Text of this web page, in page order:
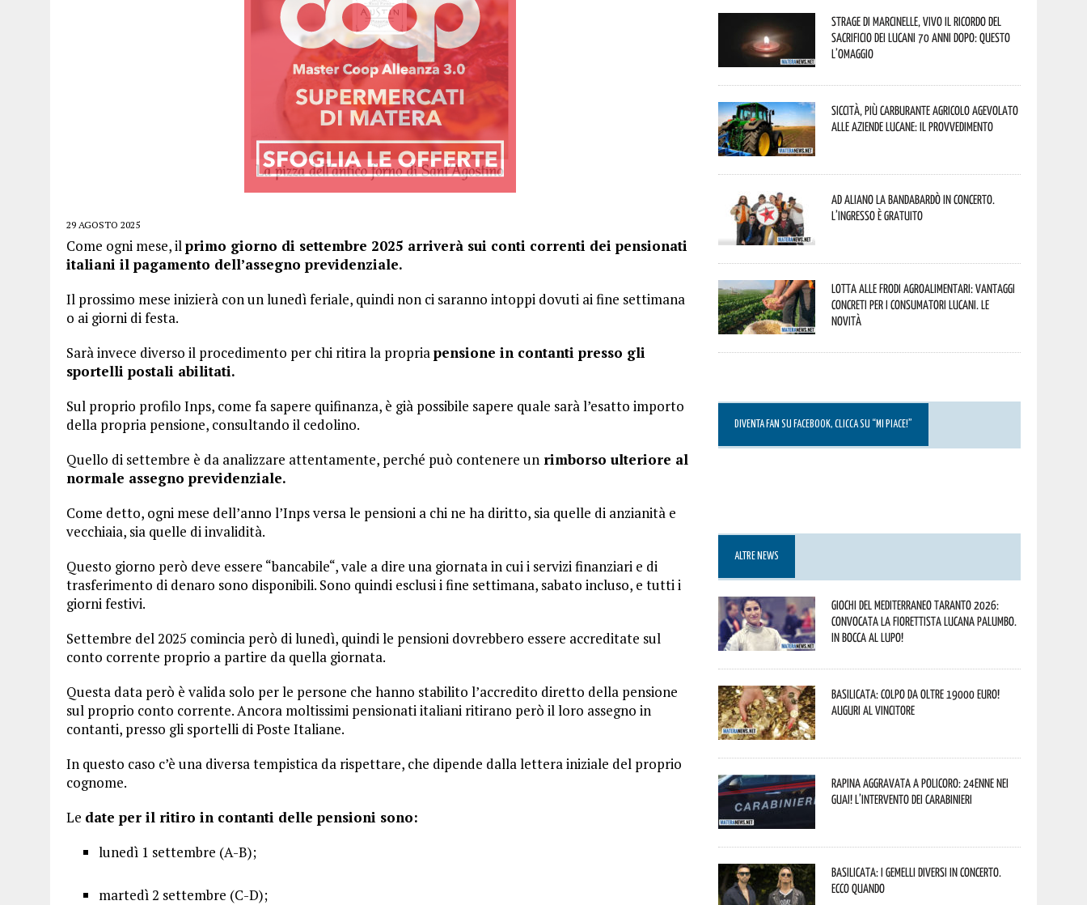
29 AGOSTO 2025
Come ogni mese, ilprimo giorno di settembre 2025 arriverà sui conti correnti dei pensionati
italiani il pagamento dell’assegno previdenziale.
Il prossimo mese inizierà con un lunedì feriale, quindi non ci saranno intoppi dovuti ai fine settimana
o ai giorni di festa.
Sarà invece diverso il procedimento per chi ritira la propriapensione in contanti presso gli
sportelli postali abilitati.
Sul proprio profilo Inps, come fa sapere quifinanza, è già possibile sapere quale sarà l’esatto importo
della propria pensione, consultando il cedolino.
Quello di settembre è da analizzare attentamente, perché può contenere un rimborso ulteriore al
normale assegno previdenziale.
Come detto, ogni mese dell’anno l’Inps versa le pensioni a chi ne ha diritto, sia quelle di anzianità e
vecchiaia, sia quelle di invalidità.
Questo giorno però deve essere “bancabile“, vale a dire una giornata in cui i servizi finanziari e di
trasferimento di denaro sono disponibili. Sono quindi esclusi i fine settimana, sabato incluso, e tutti i
giorni festivi.
Settembre del 2025 comincia però di lunedì, quindi le pensioni dovrebbero essere accreditate sul
conto corrente proprio a partire da quella giornata.
Questa data però è valida solo per le persone che hanno stabilito l’accredito diretto della pensione
sul proprio conto corrente. Ancora moltissimi pensionati italiani ritirano però il loro assegno in
contanti, presso gli sportelli di Poste Italiane.
In questo caso c’è una diversa tempistica da rispettare, che dipende dalla lettera iniziale del proprio
cognome.
Le date per il ritiro in contanti delle pensioni sono:
lunedì 1 settembre (A-B);
martedì 2 settembre (C-D);
Strage di Marcinelle, vivo il ricordo del
sacrificio dei lucani 70 anni dopo: questo
l’omaggio
Siccità, più carburante agricolo agevolato
alle aziende lucane: il provvedimento
Ad Aliano la Bandabardò in concerto.
L’ingresso è gratuito
Lotta alle frodi agroalimentari: vantaggi
concreti per i consumatori lucani. Le
novità
DIVENTA FAN SU FACEBOOK, CLICCA SU “MI PIACE!”
ALTRE NEWS
Giochi del Mediterraneo Taranto 2026:
convocata la fiorettista lucana Palumbo.
In bocca al lupo!
Basilicata: colpo da oltre 19000 Euro!
Auguri al vincitore
Rapina aggravata a Policoro: 24enne nei
guai! L’intervento dei Carabinieri
Basilicata: i Gemelli DiVersi in concerto.
Ecco quando